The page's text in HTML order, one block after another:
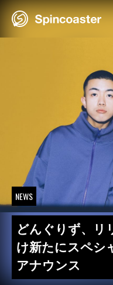
Skip
NEWS
どんぐりず、リ
け新たにスペシ
アナウンス